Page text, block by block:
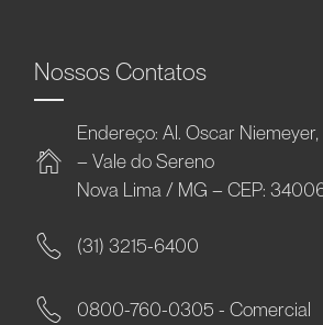
Nossos Contatos
Endereço: Al. Oscar
– Vale do Sereno
Nova Lima / MG – CEP:
(31) 3215-6400
0800-760-0305 - Comercial